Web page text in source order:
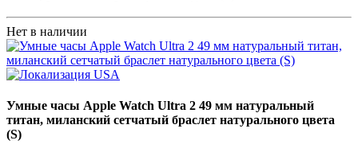
Нет в наличии
Умные часы Apple Watch Ultra 2 49 мм натуральный
титан, миланский сетчатый браслет натурального цвета
(S)